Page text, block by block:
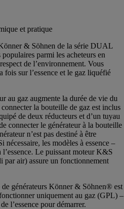
et pratique
& Söhnen de la série DUAL
parmi les acheteurs en
de l’environnement. Vous
fois sur l’essence et le gaz liquéfié
au gaz augmente la durée de vie du
la bouteille de gaz est inclus
de deux réducteurs et d’un tuyau
connecter le générateur à la bouteille
n’est pas destiné à être
nécessaire, les modèles à essence –
Le puissant moteur K&S
air) assure un fonctionnement
générateurs Könner & Söhnen® est
uniquement au gaz (GPL) –
l’essence pour démarrer.